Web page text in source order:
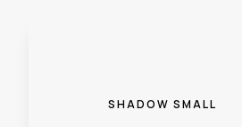
SHADOW SMALL